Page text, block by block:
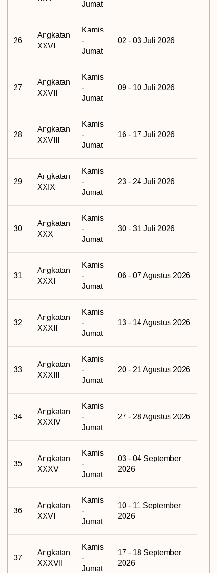
Jumat
26
Angkatan
XXVI
Kamis
-
Jumat
02 - 03 Juli 2026
27
Angkatan
XXVII
Kamis
-
Jumat
09 - 10 Juli 2026
28
Angkatan
XXVIII
Kamis
-
Jumat
16 - 17 Juli 2026
29
Angkatan
XXIX
Kamis
-
Jumat
23 - 24 Juli 2026
30
Angkatan
XXX
Kamis
-
Jumat
30 - 31 Juli 2026
31
Angkatan
XXXI
Kamis
-
Jumat
06 - 07 Agustus 2026
32
Angkatan
XXXII
Kamis
-
Jumat
13 - 14 Agustus 2026
33
Angkatan
XXXIII
Kamis
-
Jumat
20 - 21 Agustus 2026
34
Angkatan
XXXIV
Kamis
-
Jumat
27 - 28 Agustus 2026
35
Angkatan
XXXV
Kamis
-
Jumat
03 - 04 September
2026
36
Angkatan
XXVI
Kamis
-
Jumat
10 - 11 September
2026
37
Angkatan
XXXVII
Kamis
-
Jumat
17 - 18 September
2026